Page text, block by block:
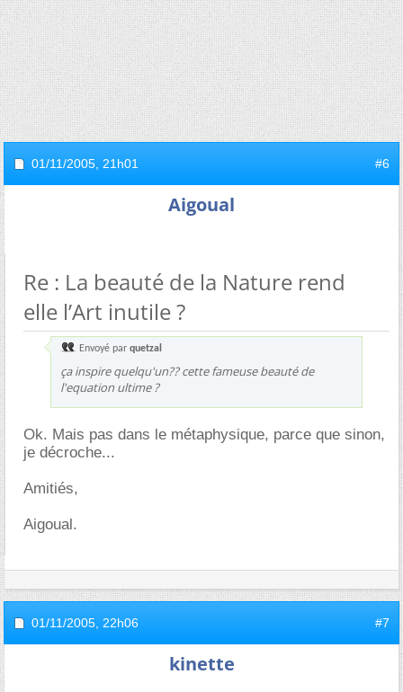
01/11/2005, 21h01 #6
Aigoual
Re : La beauté de la Nature rend
elle l’Art inutile ?
Envoyé par quetzal
ça inspire quelqu'un?? cette fameuse beauté de
l'equation ultime ?
Ok. Mais pas dans le métaphysique, parce que sinon,
je décroche...
Amitiés,
Aigoual.
01/11/2005, 22h06 #7
kinette